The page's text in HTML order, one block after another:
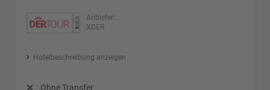
Anbieter:
XDER
Hotelbeschreibung anzeigen
Ohne Transfer